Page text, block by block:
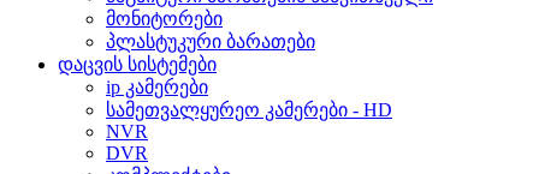
მონიტორები
პლასტუკური ბარათები
დაცვის სისტემები
ip კამერები
სამეთვალყურეო კამერები - HD
NVR
DVR